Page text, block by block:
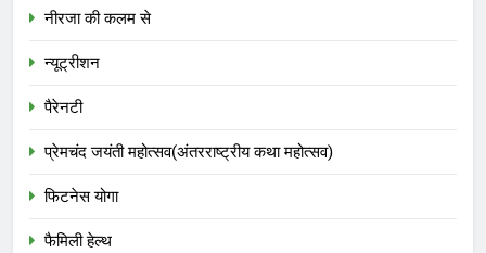
नीरजा की कलम से
न्यूट्रीशन
पैरेनटी
प्रेमचंद जयंती महोत्सव(अंतरराष्ट्रीय कथा महोत्सव)
फिटनेस योगा
फैमिली हेल्थ